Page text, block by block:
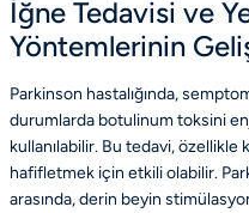
İğne Tedavisi ve
Yöntemlerinin
Parkinson hastalığında,
durumlarda botulinum toksini
kullanılabilir. Bu tedavi, özellikle
hafifletmek için etkili olabilir.
arasında, derin beyin